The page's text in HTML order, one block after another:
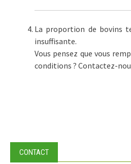
La proportion de bovins
insuffisante.
Vous pensez que vous
conditions ? Contactez-
CONTACT